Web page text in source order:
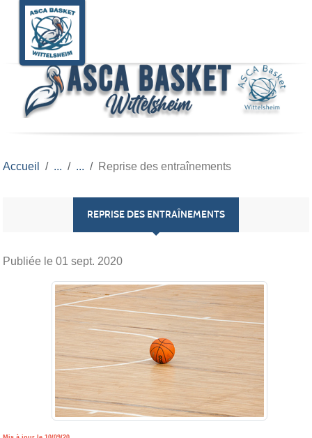
Accueil Reprise des entraînements
REPRISE DES ENTRAÎNEMENTS
Publiée le 01 sept. 2020
Panneau de gestion des cookies